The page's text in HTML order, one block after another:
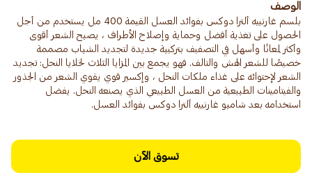
الوصف
بلسم غارنييه ألترا دوكس بفوائد العسل القيمة 400 مل يستخدم من أجل
الحصول على تغذية أفضل وحماية وإصلاح الأطراف ، يصبح الشعر أقوى
وأكثر لمعانًا وأسهل في التصفيف بتركيبة جديدة لتجديد الشباب مصممة
خصيصًا للشعر الهش والتالف. فهو يجمع بين المزايا الثلاث لخلايا النحل: تجديد
الشعر لإحتوائه على غذاء ملكات النحل ، وإكسير قوي يقوي الشعر من الجذور
والفيتامينات الطبيعية من العسل الطبيعي الذي يصنعه النحل. يفضل
استخدامه بعد شامبو غارنييه ألترا دوكس بفوائد العسل.
تسوق الآن